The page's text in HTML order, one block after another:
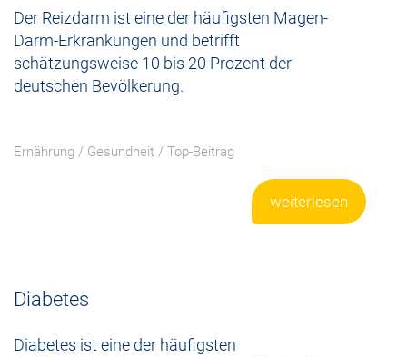
Der Reizdarm ist eine der häufigsten Magen-
Darm-Erkrankungen und betrifft
schätzungsweise 10 bis 20 Prozent der
deutschen Bevölkerung.
Ernährung / Gesundheit / Top-Beitrag
weiterlesen
Diabetes
Diabetes ist eine der häufigsten